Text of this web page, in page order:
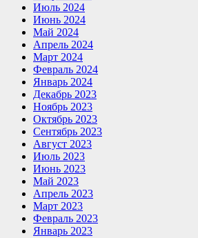
Июль 2024
Июнь 2024
Май 2024
Апрель 2024
Март 2024
Февраль 2024
Январь 2024
Декабрь 2023
Ноябрь 2023
Октябрь 2023
Сентябрь 2023
Август 2023
Июль 2023
Июнь 2023
Май 2023
Апрель 2023
Март 2023
Февраль 2023
Январь 2023